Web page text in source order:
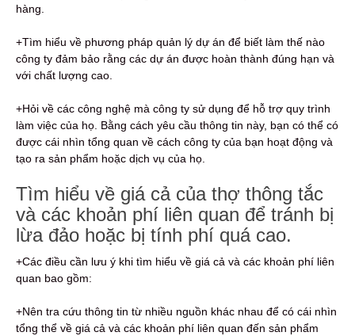
hàng.
+Tìm hiểu về phương pháp quản lý dự án để biết làm thế nào
công ty đảm bảo rằng các dự án được hoàn thành đúng hạn và
với chất lượng cao.
+Hỏi về các công nghệ mà công ty sử dụng để hỗ trợ quy trình
làm việc của họ. Bằng cách yêu cầu thông tin này, bạn có thể có
được cái nhìn tổng quan về cách công ty của bạn hoạt động và
tạo ra sản phẩm hoặc dịch vụ của họ.
Tìm hiểu về giá cả của thợ thông tắc
và các khoản phí liên quan để tránh bị
lừa đảo hoặc bị tính phí quá cao.
+Các điều cần lưu ý khi tìm hiểu về giá cả và các khoản phí liên
quan bao gồm:
+Nên tra cứu thông tin từ nhiều nguồn khác nhau để có cái nhìn
tổng thể về giá cả và các khoản phí liên quan đến sản phẩm